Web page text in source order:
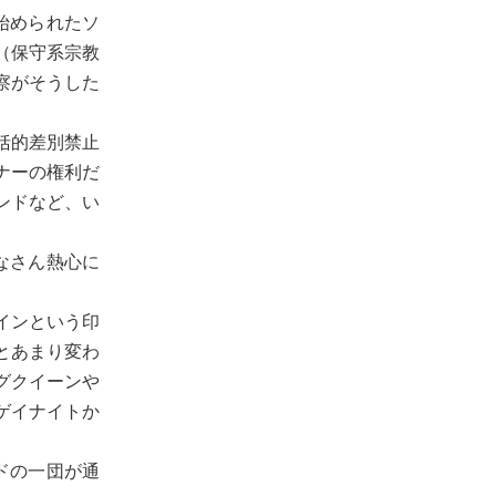
められたソ
保守系宗教
がそうした
的差別禁止
ーの権利だ
ドなど、い
さん熱心に
ンという印
あまり変わ
クイーンや
イナイトか
の一団が通